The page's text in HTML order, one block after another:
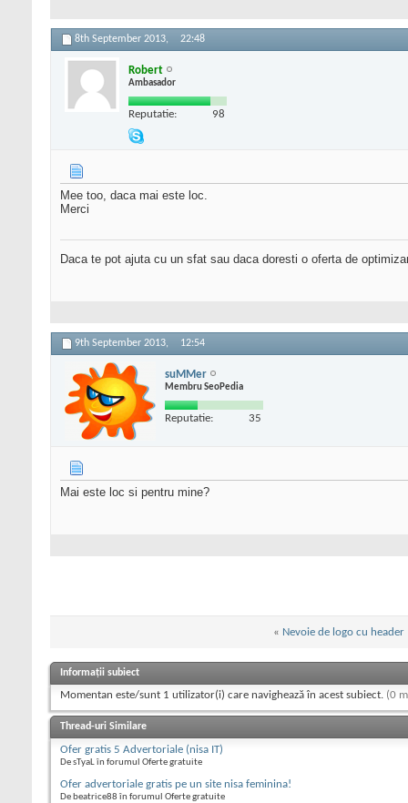
8th September 2013, 22:48
Robert
Ambasador
Reputatie: 98
Mee too, daca mai este loc.
Merci
Daca te pot ajuta cu un sfat sau daca doresti o oferta de
9th September 2013, 12:54
suMMer
Membru SeoPedia
Reputatie: 35
Mai este loc si pentru mine?
« Nevoie de logo cu header
Informații subiect
Momentan este/sunt 1 utilizator(i) care navighează în acest subiect. (0
Thread-uri Similare
Ofer gratis 5 Advertoriale (nisa IT)
De sTyaL în forumul Oferte gratuite
Ofer advertoriale gratis pe un site nisa feminina!
De beatrice88 în forumul Oferte gratuite